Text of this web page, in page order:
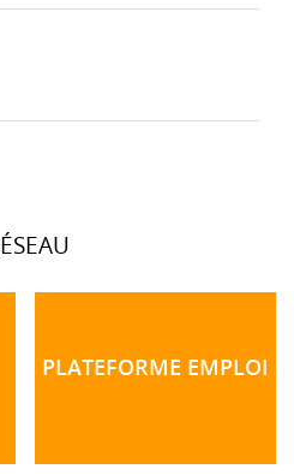
PLATEFORME EMPLOI